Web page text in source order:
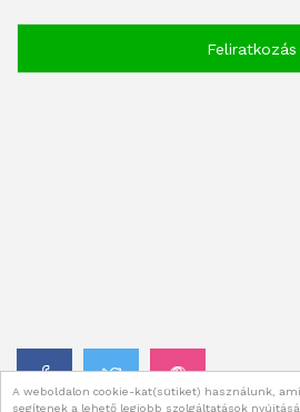
A weboldalon cookie-kat(sütiket) használunk,
segítenek a lehető legjobb szolgáltatások